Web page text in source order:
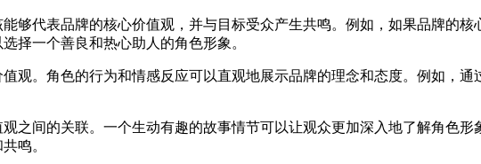
够代表品牌的核心价值观，并与目标受众产生共鸣。例如，如果品牌的
择一个善良和热心助人的角色形象。
观。角色的行为和情感反应可以直观地展示品牌的理念和态度。例如，
之间的关联。一个生动有趣的故事情节可以让观众更加深入地了解角色
鸣。